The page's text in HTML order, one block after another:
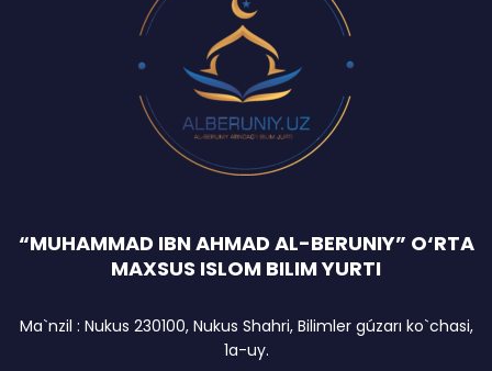
“MUHAMMAD IBN AHMAD AL-BERUNIY” O‘RTA
MAXSUS ISLOM BILIM YURTI
Ma`nzil : Nukus 230100, Nukus Shahri, Bilimler gúzarı ko`chasi,
1a-uy.